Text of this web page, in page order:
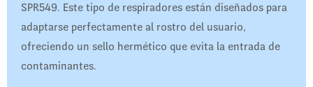
SPR549. Este tipo de respiradores están diseñados para
adaptarse perfectamente al rostro del usuario,
ofreciendo un sello hermético que evita la entrada de
contaminantes.